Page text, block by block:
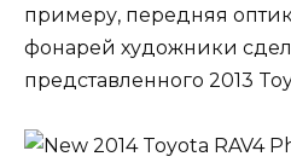
примеру, передняя
фонарей художники
представленного 2013